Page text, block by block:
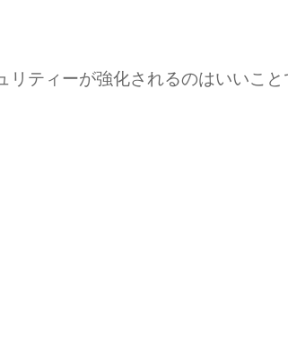
リティーが強化されるのはいいこ